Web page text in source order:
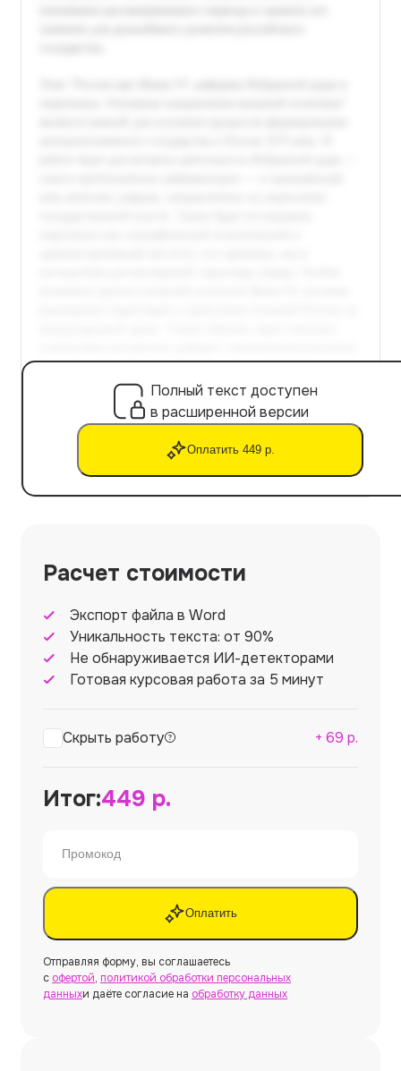
Полный текст доступен
в расширенной версии
Оплатить 449 р.
Расчет стоимости
Экспорт файла в Word
Уникальность текста: от 90%
Не обнаруживается ИИ-детекторами
Готовая курсовая работа за 5 минут
Скрыть работу + 69 р.
Итог:449 р.
Оплатить
Отправляя форму, вы соглашаетесь
с офертой, политикой обработки персональных
данныхи даёте согласие на обработку данных